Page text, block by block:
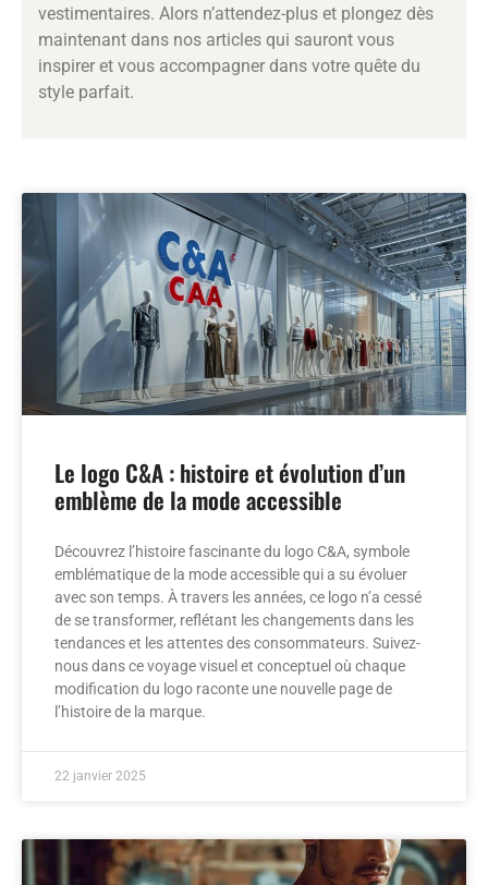
vestimentaires. Alors n’attendez-plus et plongez dès
maintenant dans nos articles qui sauront vous
inspirer et vous accompagner dans votre quête du
style parfait.
Le logo C&A : histoire et évolution d’un
emblème de la mode accessible
Découvrez l’histoire fascinante du logo C&A, symbole
emblématique de la mode accessible qui a su évoluer
avec son temps. À travers les années, ce logo n’a cessé
de se transformer, reflétant les changements dans les
tendances et les attentes des consommateurs. Suivez-
nous dans ce voyage visuel et conceptuel où chaque
modification du logo raconte une nouvelle page de
l’histoire de la marque.
22 janvier 2025